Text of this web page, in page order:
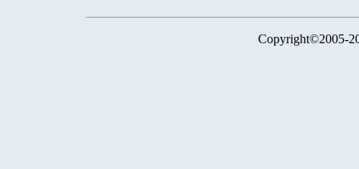
Copyright©2005-